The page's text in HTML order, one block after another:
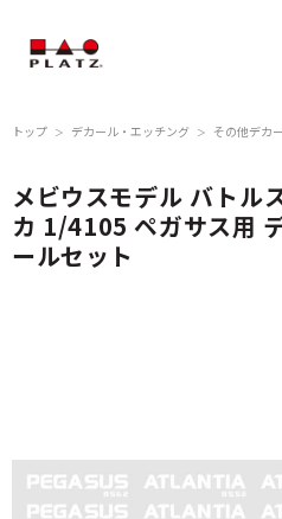
トップ ＞ デカール・エッチング ＞ その他デカ
メビウスモデル バトル
カ 1/4105 ペガサス用
ールセット